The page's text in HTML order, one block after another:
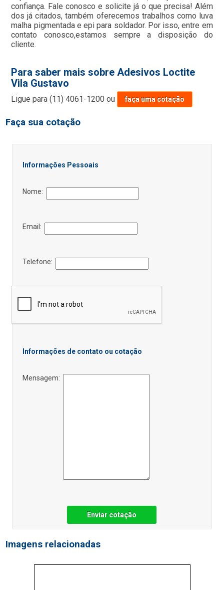
confiança. Fale conosco e solicite já o que precisa! Além
dos já citados, também oferecemos trabalhos como luva
malha pigmentada e epi para soldador. Por isso, entre em
contato conosco,estamos sempre a disposição do
cliente.
Para saber mais sobre Adesivos Loctite
Vila Gustavo
Ligue para(11) 4061-1200 ou faça uma cotação
Faça sua cotação
Informações Pessoais
Nome:
Email:
Telefone:
Informações de contato ou cotação
Mensagem:
Enviar cotação
Imagens relacionadas